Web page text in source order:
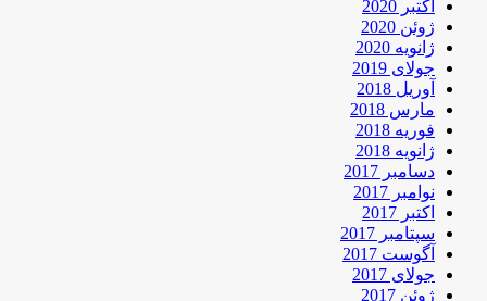
اکتبر 2020
ژوئن 2020
ژانویه 2020
جولای 2019
آوریل 2018
مارس 2018
فوریه 2018
ژانویه 2018
دسامبر 2017
نوامبر 2017
اکتبر 2017
سپتامبر 2017
آگوست 2017
جولای 2017
ژوئن 2017